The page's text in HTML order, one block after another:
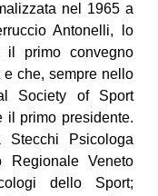
nel 1965 a
Antonelli, lo
il primo convegno
che, sempre nello
Society of Sport
il primo presidente.
Stecchi Psicologa
Regionale Veneto
dello Sport;